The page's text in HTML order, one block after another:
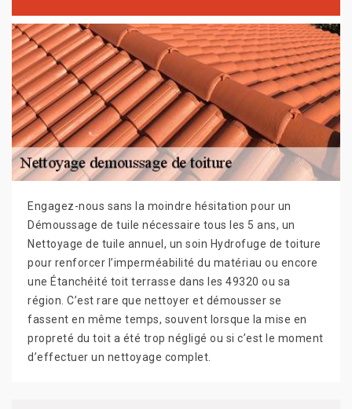
Engagez-nous sans la moindre hésitation pour un
Démoussage de tuile nécessaire tous les 5 ans, un
Nettoyage de tuile annuel, un soin Hydrofuge de toiture
pour renforcer l’imperméabilité du matériau ou encore
une Étanchéité toit terrasse dans les 49320 ou sa
région. C’est rare que nettoyer et démousser se
fassent en même temps, souvent lorsque la mise en
propreté du toit a été trop négligé ou si c’est le moment
d’effectuer un nettoyage complet.